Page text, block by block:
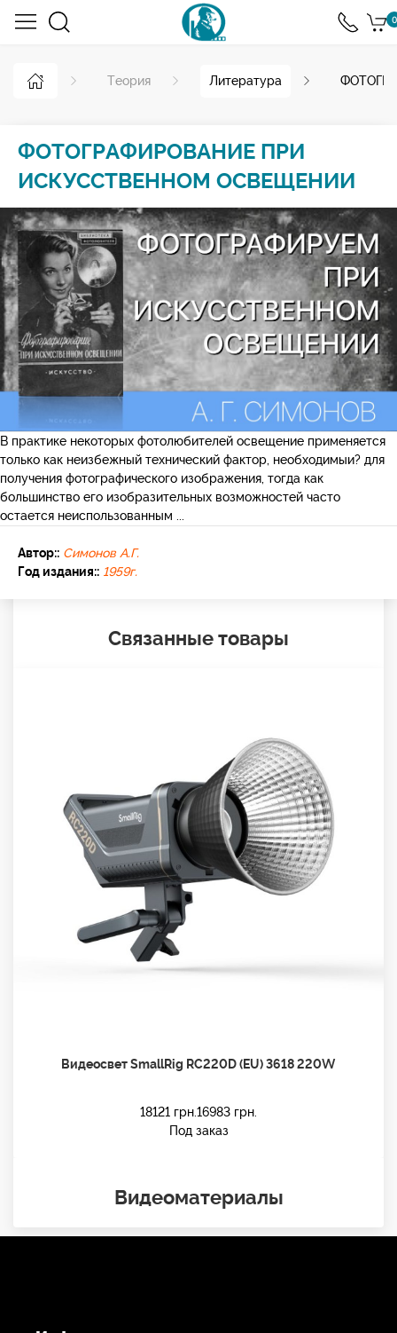
0
Теория Литература
ФОТОГРАФИРОВАНИЕ ПРИ
ИСКУССТВЕННОМ ОСВЕЩЕНИИ
В практике некоторых фотолюбителей освещение применяется
только как неизбежный технический фактор, необходимыи? для
получения фотографического изображения, тогда как
большинство его изобразительных возможностей часто
остается неиспользованным ...
Автор:: Симонов А.Г.
Год издания:: 1959г.
Связанные товары
Видеосвет SmallRig RC220D (EU) 3618 220W
18121 грн.16983 грн.
Под заказ
Видеоматериалы